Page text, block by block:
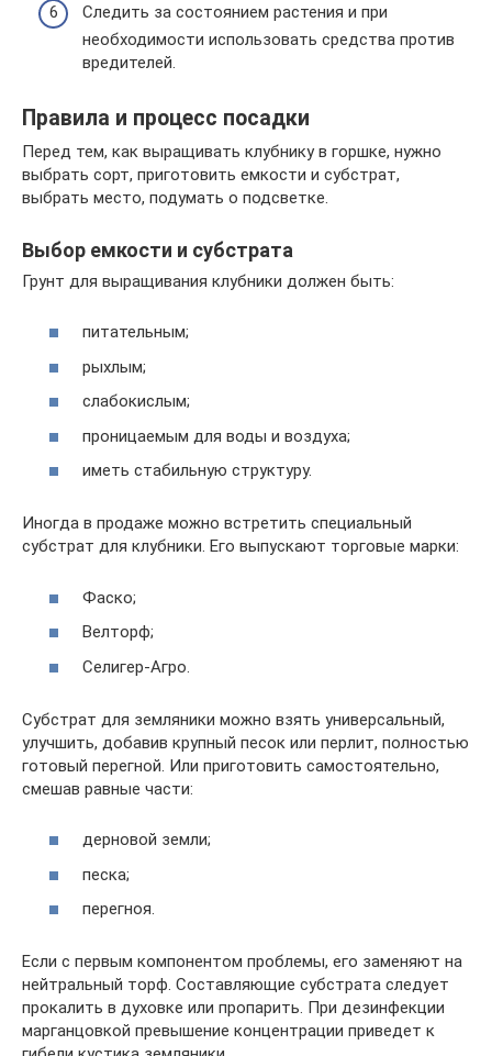
Следить за состоянием растения и при
необходимости использовать средства против
вредителей.
Правила и процесс посадки
Перед тем, как выращивать клубнику в горшке, нужно
выбрать сорт, приготовить емкости и субстрат,
выбрать место, подумать о подсветке.
Выбор емкости и субстрата
Грунт для выращивания клубники должен быть:
питательным;
рыхлым;
слабокислым;
проницаемым для воды и воздуха;
иметь стабильную структуру.
Иногда в продаже можно встретить специальный
субстрат для клубники. Его выпускают торговые марки:
Фаско;
Велторф;
Селигер-Агро.
Субстрат для земляники можно взять универсальный,
улучшить, добавив крупный песок или перлит, полностью
готовый перегной. Или приготовить самостоятельно,
смешав равные части:
дерновой земли;
песка;
перегноя.
Если с первым компонентом проблемы, его заменяют на
нейтральный торф. Составляющие субстрата следует
прокалить в духовке или пропарить. При дезинфекции
марганцовкой превышение концентрации приведет к